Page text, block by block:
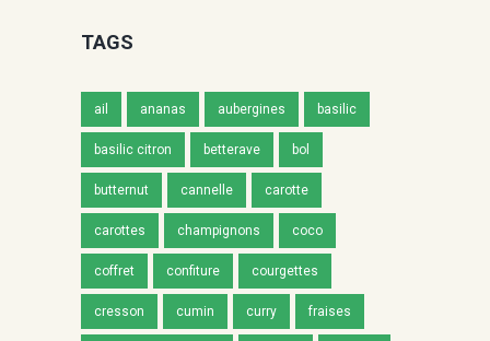
TAGS
ail ananas aubergines basilic
basilic citron betterave bol
butternut cannelle carotte
carottes champignons coco
coffret confiture courgettes
cresson cumin curry fraises